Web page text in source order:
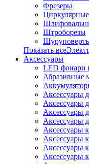
Фрезеры
Штроборезы
Показать
Аксессуары
LED фонари
Абразивные
Аксессуары
Аксессуары
Аксессуары
Аксессуары
Аксессуары
Аксессуары
Аксессуары
Аксессуары